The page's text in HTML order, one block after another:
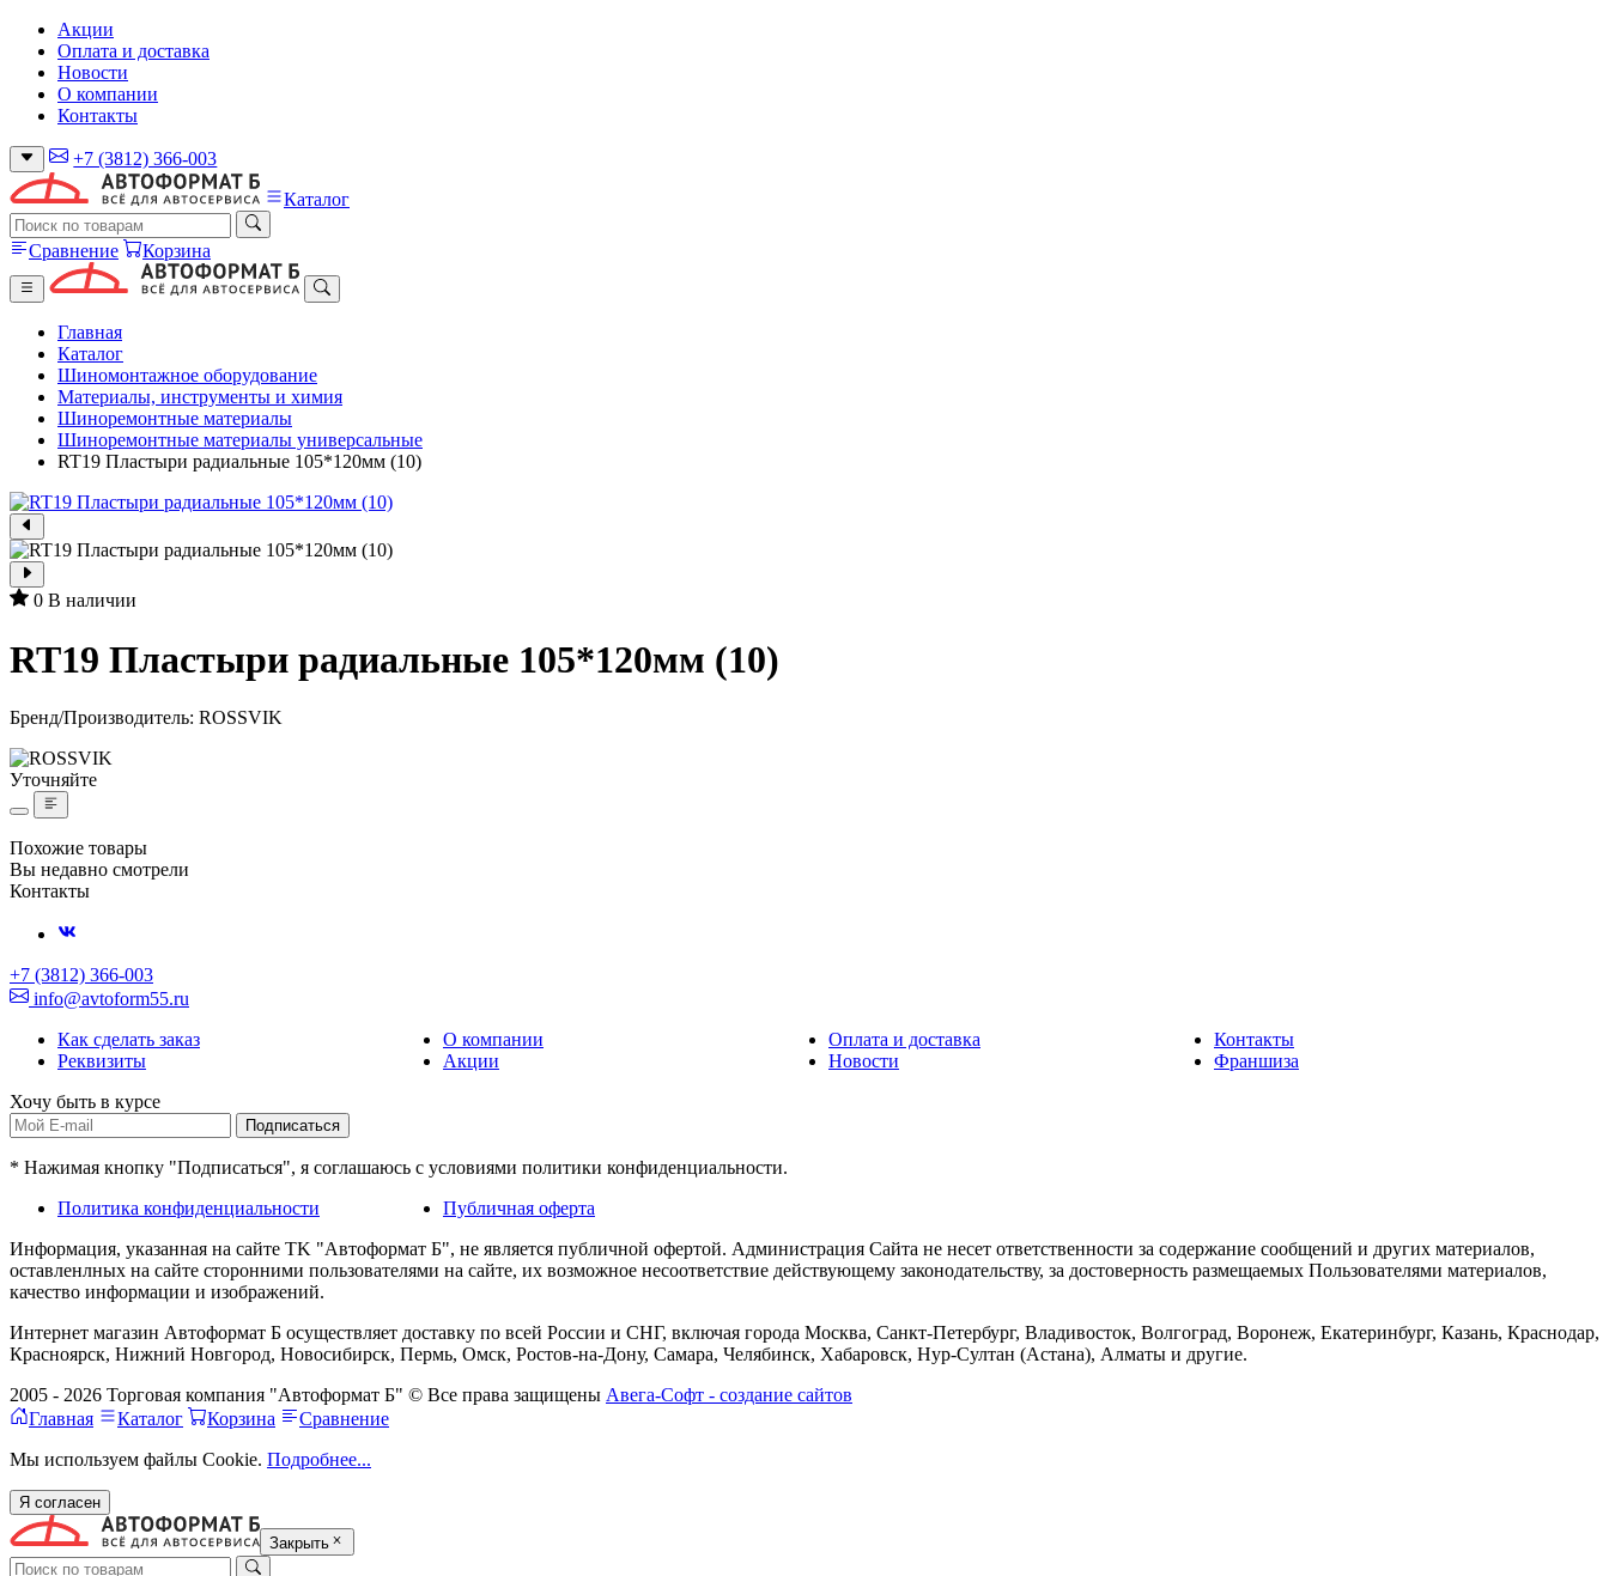
Акции
Оплата и доставка
Новости
О компании
Контакты
+7 (3812) 366-003
Каталог
Сравнение Корзина
Главная
Каталог
Шиномонтажное оборудование
Материалы, инструменты и химия
Шиноремонтные материалы
Шиноремонтные материалы универсальные
RT19 Пластыри радиальные 105*120мм (10)
0 В наличии
RT19 Пластыри радиальные 105*120мм (10)
Бренд/Производитель: ROSSVIK
Уточняйте
Похожие товары
Вы недавно смотрели
Контакты
+7 (3812) 366-003
info@avtoform55.ru
Как сделать заказ
О компании Оплата и доставка
Контакты
Реквизиты
Акции Новости
Франшиза
Хочу быть в курсе
Подписаться
* Нажимая кнопку "Подписаться", я соглашаюсь с условиями политики конфиденциальности.
Политика конфиденциальности
Публичная оферта
Информация, указанная на сайте TK "Автоформат Б", не является публичной офертой. Администрация Сайта не несет ответственности за содержание сообщений и других материалов,
оставленлных на сайте сторонними пользователями на сайте, их возможное несоответствие действующему законодательству, за достоверность размещаемых Пользователями материалов,
качество информации и изображений.
Интернет магазин Автоформат Б осуществляет доставку по всей России и СНГ, включая города Москва, Санкт-Петербург, Владивосток, Волгоград, Воронеж, Екатеринбург, Казань, Краснодар,
Красноярск, Нижний Новгород, Новосибирск, Пермь, Омск, Ростов-на-Дону, Самара, Челябинск, Хабаровск, Нур-Султан (Астана), Алматы и другие.
2005 - 2026 Торговая компания "Автоформат Б" © Все права защищены Авега-Софт - создание сайтов
Главная
Каталог Корзина
Сравнение
Мы используем файлы Cookie. Подробнее...
Я согласен
Закрыть